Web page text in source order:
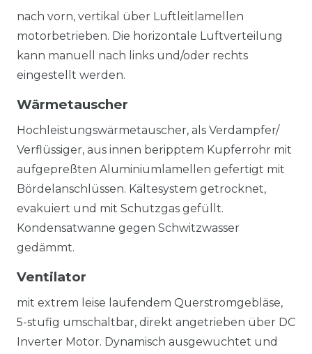
nach vorn, vertikal über Luftleitlamellen
motorbetrieben. Die horizontale Luftverteilung
kann manuell nach links und/oder rechts
eingestellt werden.
Wärmetauscher
Hochleistungswärmetauscher, als Verdampfer/
Verflüssiger, aus innen beripptem Kupferrohr mit
aufgepreßten Aluminiumlamellen gefertigt mit
Bördelanschlüssen. Kältesystem getrocknet,
evakuiert und mit Schutzgas gefüllt.
Kondensatwanne gegen Schwitzwasser
gedämmt.
Ventilator
mit extrem leise laufendem Querstromgebläse,
5-stufig umschaltbar, direkt angetrieben über DC
Inverter Motor. Dynamisch ausgewuchtet und